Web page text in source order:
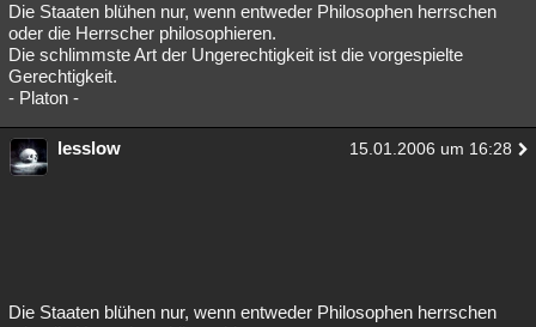
Die Staaten blühen nur, wenn entweder Philosophen herrschen
oder die Herrscher philosophieren.
Die schlimmste Art der Ungerechtigkeit ist die vorgespielte
Gerechtigkeit.
- Platon -
lesslow 15.01.2006 um 16:28
Die Staaten blühen nur, wenn entweder Philosophen herrschen